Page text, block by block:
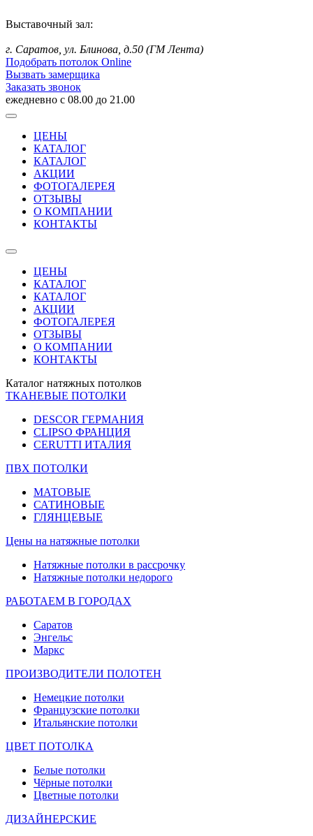
Выставочный зал:
г. Саратов, ул. Блинова, д.50 (ГМ Лента)
Подобрать потолок Online
Вызвать замерщика
Заказать звонок
ежедневно с 08.00 до 21.00
ЦЕНЫ
КАТАЛОГ
КАТАЛОГ
АКЦИИ
ФОТОГАЛЕРЕЯ
ОТЗЫВЫ
О КОМПАНИИ
КОНТАКТЫ
ЦЕНЫ
КАТАЛОГ
КАТАЛОГ
АКЦИИ
ФОТОГАЛЕРЕЯ
ОТЗЫВЫ
О КОМПАНИИ
КОНТАКТЫ
Каталог натяжных потолков
ТКАНЕВЫЕ ПОТОЛКИ
DESCOR ГЕРМАНИЯ
CLIPSO ФРАНЦИЯ
CERUTTI ИТАЛИЯ
ПВХ ПОТОЛКИ
МАТОВЫЕ
САТИНОВЫЕ
ГЛЯНЦЕВЫЕ
Цены на натяжные потолки
Натяжные потолки в рассрочку
Натяжные потолки недорого
РАБОТАЕМ В ГОРОДАХ
Саратов
Энгельс
Маркс
ПРОИЗВОДИТЕЛИ ПОЛОТЕН
Немецкие потолки
Французские потолки
Итальянские потолки
ЦВЕТ ПОТОЛКА
Белые потолки
Чёрные потолки
Цветные потолки
ДИЗАЙНЕРСКИЕ